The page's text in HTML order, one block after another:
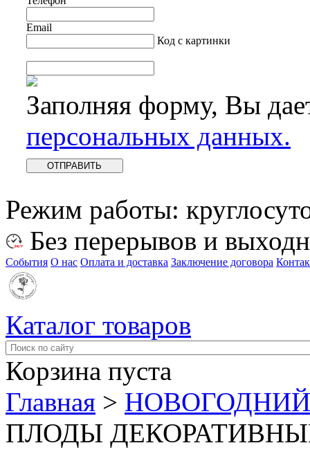
Email
Код с картинки
Заполняя форму, Вы
персональных данных.
Режим работы:
Без перерывов и
События О нас Оплата и доставка Заключение договора
Каталог товаров
Корзина пуста
Главная >
ПЛОДЫ